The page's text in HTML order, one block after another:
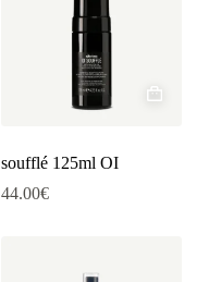
soufflé 125ml OI
44.00€